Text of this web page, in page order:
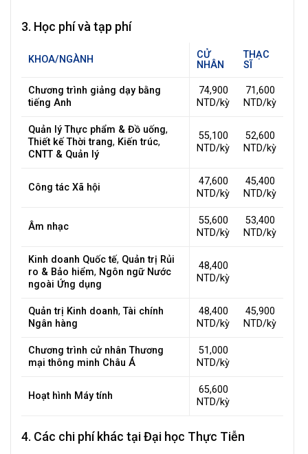
3. Học phí và tạp phí
KHOA/NGÀNH
CỬ
NHÂN
THẠC
SĨ
Chương trình giảng dạy bằng
tiếng Anh
74,900
NTD/kỳ
71,600
NTD/kỳ
Quản lý Thực phẩm & Đồ uống,
Thiết kế Thời trang, Kiến trúc,
CNTT & Quản lý
55,100
NTD/kỳ
52,600
NTD/kỳ
Công tác Xã hội
47,600
NTD/kỳ
45,400
NTD/kỳ
Âm nhạc
55,600
NTD/kỳ
53,400
NTD/kỳ
Kinh doanh Quốc tế, Quản trị Rủi
ro & Bảo hiểm, Ngôn ngữ Nước
ngoài Ứng dụng
48,400
NTD/kỳ
Quản trị Kinh doanh, Tài chính
Ngân hàng
48,400
NTD/kỳ
45,900
NTD/kỳ
Chương trình cử nhân Thương
mại thông minh Châu Á
51,000
NTD/kỳ
Hoạt hình Máy tính
65,600
NTD/kỳ
4. Các chi phí khác tại Đại học Thực Tiễn